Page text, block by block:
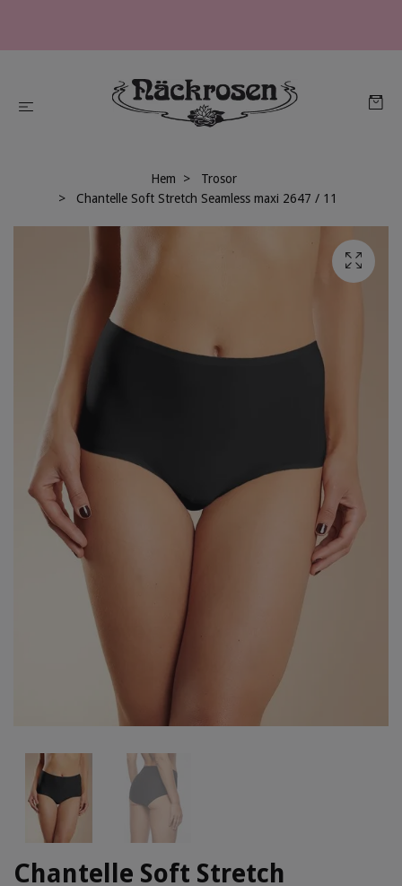
Hem
Trosor
Chantelle Soft Stretch Seamless maxi 2647 / 11
Chantelle Soft Stretch